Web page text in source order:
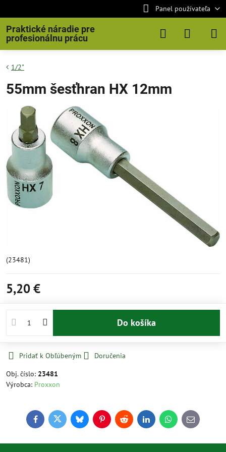
Panel používateľa
Praktické náradie pre
profesionálnu prácu
1/2"
55mm šesťhran HX 12mm
(23481)
5,20 €
Do košíka
Pridať k Obľúbeným
Doručenia
Obj. číslo: 23481
Výrobca: Proxxon
FacebookTwitterBlueskyPinterestReddit LinkedInWhatsApp
E-
mail